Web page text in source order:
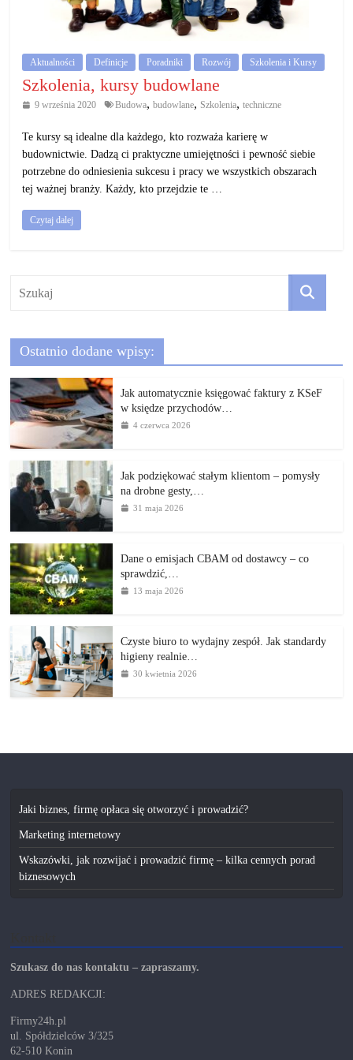
gospodarczą.
Porady
biznesowe
Aktualności Definicje Poradniki Rozwój Szkolenia i Kursy
Szkolenia, kursy budowlane
9 września 2020 Budowa, budowlane, Szkolenia, techniczne
Te kursy są idealne dla każdego, kto rozważa karierę w
budownictwie. Dadzą ci praktyczne umiejętności i pewność siebie
potrzebne do odniesienia sukcesu i pracy we wszystkich obszarach
tej ważnej branży. Każdy, kto przejdzie te …
Czytaj dalej
Ostatnio dodane wpisy:
Jak automatycznie księgować faktury z KSeF
w księdze przychodów…
4 czerwca 2026
Jak podziękować stałym klientom – pomysły
na drobne gesty,…
31 maja 2026
Dane o emisjach CBAM od dostawcy – co
sprawdzić,…
13 maja 2026
Czyste biuro to wydajny zespół. Jak standardy
higieny realnie…
30 kwietnia 2026
Jaki biznes, firmę opłaca się otworzyć i prowadzić?
Marketing internetowy
Wskazówki, jak rozwijać i prowadzić firmę – kilka cennych porad
biznesowych
Szukasz do nas kontaktu – zapraszamy.
ADRES REDAKCJI:
Firmy24h.pl
ul. Spółdzielców 3/325
62-510 Konin